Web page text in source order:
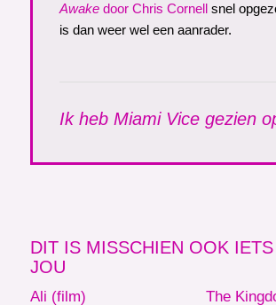
Awakedoor Chris Cornellsnel
is dan weer wel een aanrader.
Ik heb Miami Vice gezien
DIT IS MISSCHIEN OOK
JOU
Ali (film) The